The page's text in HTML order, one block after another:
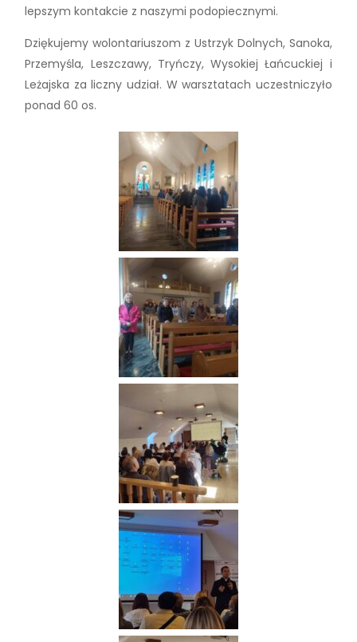
lepszym kontakcie z naszymi podopiecznymi.
Dziękujemy wolontariuszom z Ustrzyk Dolnych, Sanoka,
Przemyśla, Leszczawy, Tryńczy, Wysokiej Łańcuckiej i
Leżajska za liczny udział. W warsztatach uczestniczyło
ponad 60 os.